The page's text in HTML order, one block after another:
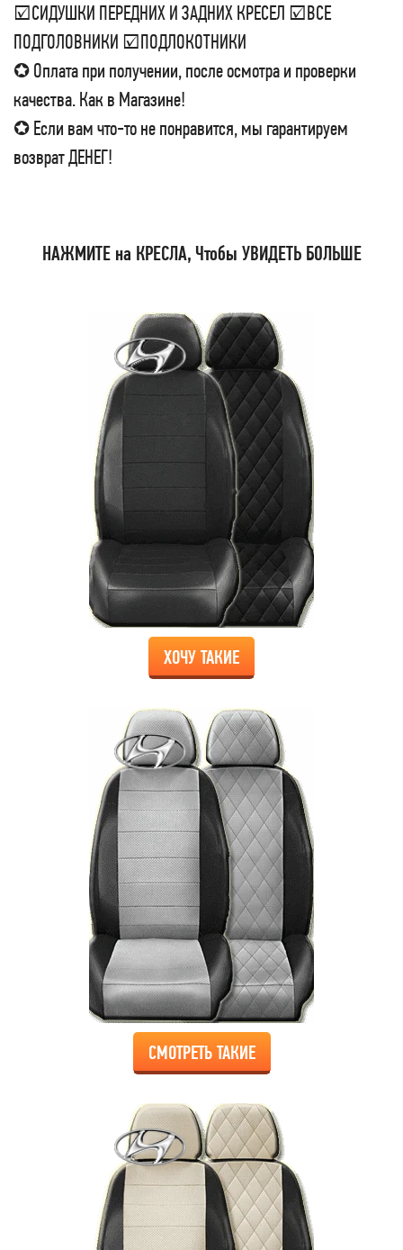
☑СИДУШКИ ПЕРЕДНИХ И ЗАДНИХ КРЕСЕЛ ☑ВСЕ
ПОДГОЛОВНИКИ ☑ПОДЛОКОТНИКИ
✪ Оплата при получении, после осмотра и проверки
качества. Как в Магазине!
✪ Если вам что-то не понравится, мы гарантируем
возврат ДЕНЕГ!
НАЖМИТЕ на КРЕСЛА, Чтобы УВИДЕТЬ БОЛЬШЕ
ХОЧУ ТАКИЕ
СМОТРЕТЬ ТАКИЕ